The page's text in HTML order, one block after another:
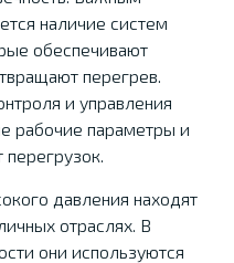
наличие систем
обеспечивают
перегрев.
и управления
рабочие параметры и
давления находят
отраслях. В
они используются